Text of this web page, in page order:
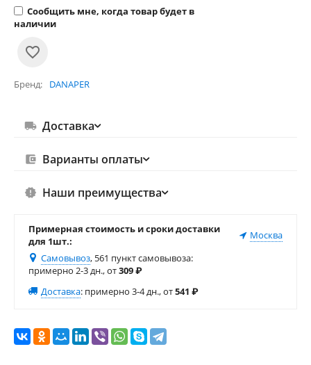
Сообщить мне, когда товар будет в
наличии
Бренд DANAPER
Доставка
Варианты оплаты
Наши преимущества
Примерная стоимость и сроки доставки
для 1шт.:
Москва
Самовывоз, 561 пункт самовывоза:
примерно 2-3 дн., от309₽
Доставка: примерно 3-4 дн., от541 ₽